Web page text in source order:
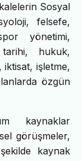
Sosyal
felsefe,
yönetimi,
hukuk,
iktisat, işletme,
özgün
kaynaklar
görüşmeler,
kaynak